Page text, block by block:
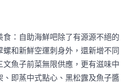
：自助海鮮吧除了有源源不絕的
和新鮮空運刺身外，還新增不同
魚子前菜無限供應，更有滋味中
、即蒸中式點心、黑松露及魚子醬